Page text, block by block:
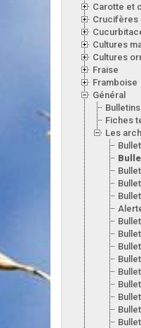
Carotte et
Crucifères
Cultures
Cultures
Fraise
Framboise
Général
Fiches
Les